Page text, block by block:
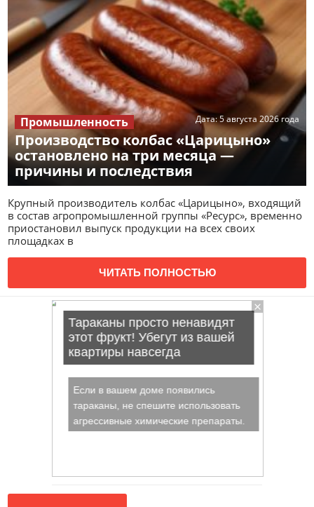
Производство колбас «Царицыно»
остановлено на три месяца —
причины и последствия
Дата:5 августа 2026 года
Промышленность
Крупный производитель колбас «Царицыно», входящий
в состав агропромышленной группы «Ресурс», временно
приостановил выпуск продукции на всех своих
площадках в
ЧИТАТЬ ПОЛНОСТЬЮ